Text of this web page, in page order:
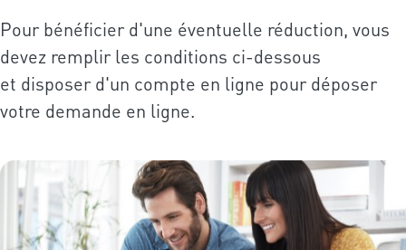
Pour bénéficier d'une éventuelle réduction, vous
devez remplir les conditions ci-dessous
et disposer d'un compte en ligne pour déposer
votre demande en ligne.